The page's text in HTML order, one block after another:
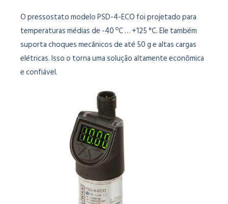
O pressostato modelo PSD-4-ECO foi projetado para
temperaturas médias de -40 ºC … +125 °C. Ele também
suporta choques mecânicos de até 50 g e altas cargas
elétricas. Isso o torna uma solução altamente econômica
e confiável.